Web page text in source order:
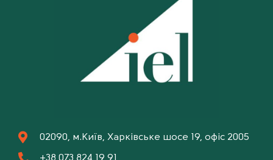
02090, м.Київ, Харківське шосе 19, офіс 2005